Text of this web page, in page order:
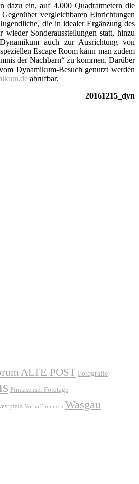
dazu ein, auf 4.000 Quadratmetern die
vergleichbaren Einrichtungen
die in idealer Ergänzung des
Sonder­ausstellungen statt, hinzu
auch zur Ausrichtung von
Escape Room kann man zudem
der Nachbarn“ zu kommen. Darüber
Dynamikum-Besuch genutzt werden
abrufbar.
20161215_dyn
ALTE POST Fotografie
Pirmasenser Fototage
Vorhofflimmern Wasgau